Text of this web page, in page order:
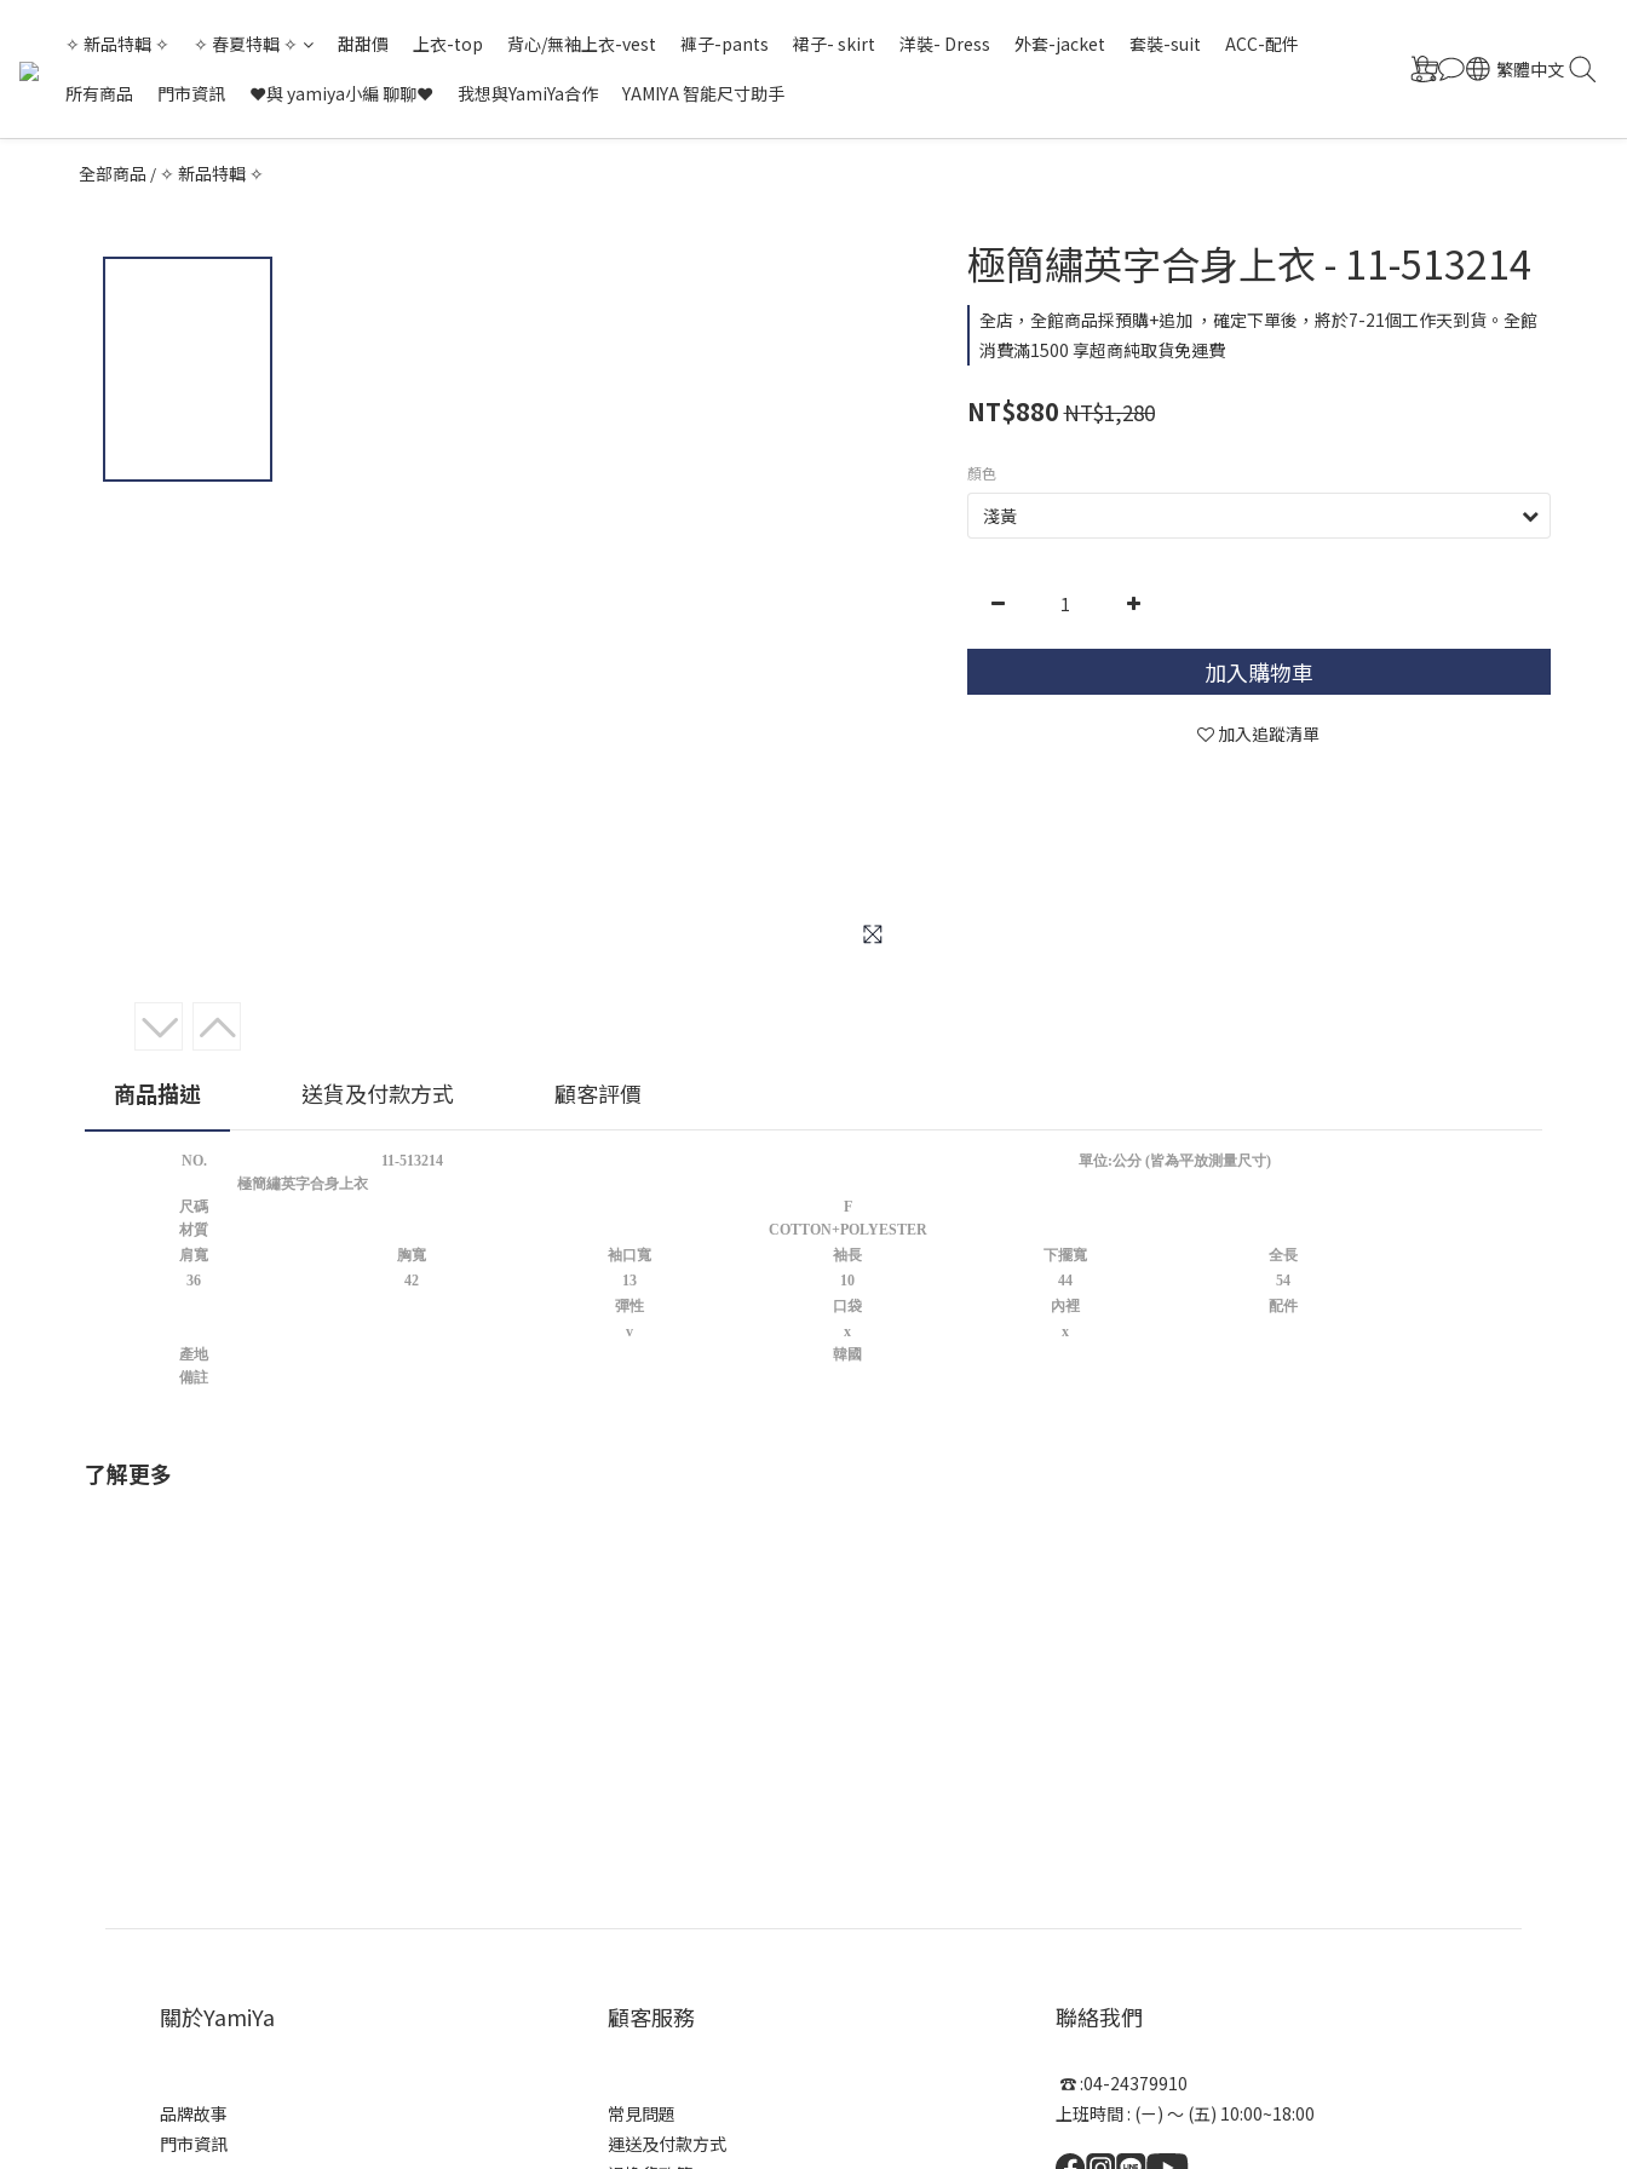
✧ 新品特輯 ✧ ✧ 春夏特輯 ✧ 甜甜價 上衣-top 背心/無袖上衣-vest 褲子-pants 裙子- skirt 洋裝- Dress 外套-jacket 套裝-suit ACC-配件
所有商品 門市資訊 ❤與 yamiya小編 聊聊❤ 我想與YamiYa合作 YAMIYA 智能尺寸助手
繁體中文
全部商品 / ✧ 新品特輯 ✧
極簡繡英字合身上衣 - 11-513214
全店，全館商品採預購+追加 ，確定下單後，將於7-21個工作天到貨。全館
消費滿1500 享超商純取貨免運費
NT$880NT$1,280
顏色
加入購物車
加入追蹤清單
商品描述 送貨及付款方式 顧客評價
NO. 11-513214
單位:公分 (皆為平放測量尺寸)
極簡繡英字合身上衣
尺碼
F
材質
COTTON+POLYESTER
肩寬
胸寬 袖口寬 袖長 下擺寬
全長
36
42 13 10 44
54
彈性
口袋 內裡
配件
v
x
x
產地
韓國
備註
了解更多
關於YamiYa
品牌故事
門市資訊
顧客服務
常見問題
運送及付款方式
聯絡我們
☎ :04-24379910
上班時間 : (ㄧ) ～ (五) 10:00~18:00